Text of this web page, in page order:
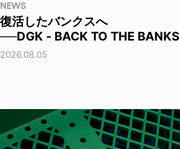
NEWS
復活したバンクスへ
──DGK - BACK TO THE BANKS
2026.08.05